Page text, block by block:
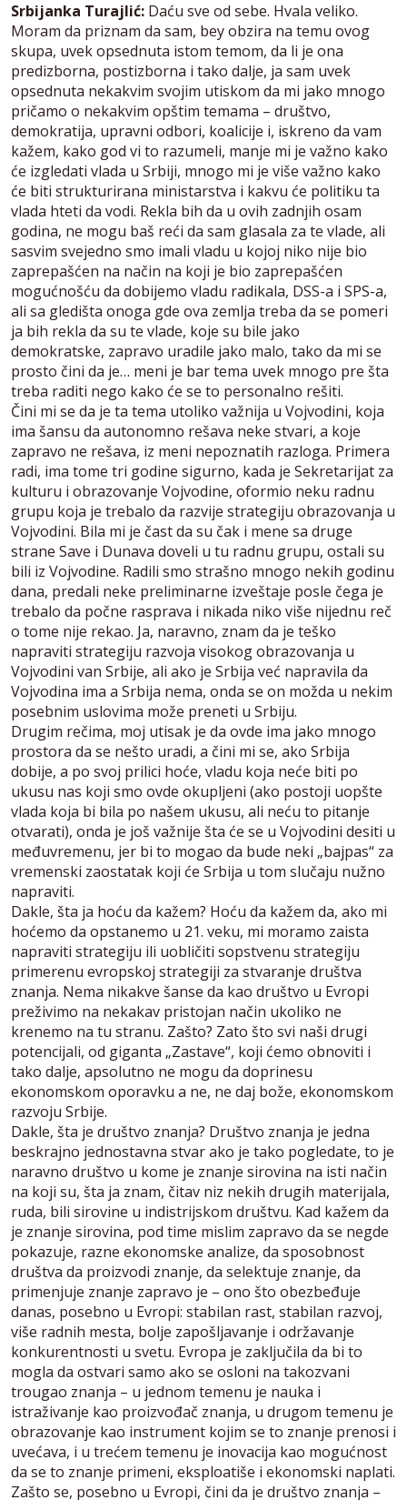
Srbijanka Turajlić: Daću sve od sebe. Hvala veliko.
Moram da priznam da sam, bey obzira na temu ovog
skupa, uvek opsednuta istom temom, da li je ona
predizborna, postizborna i tako dalje, ja sam uvek
opsednuta nekakvim svojim utiskom da mi jako mnogo
pričamo o nekakvim opštim temama – društvo,
demokratija, upravni odbori, koalicije i, iskreno da vam
kažem, kako god vi to razumeli, manje mi je važno kako
će izgledati vlada u Srbiji, mnogo mi je više važno kako
će biti strukturirana ministarstva i kakvu će politiku ta
vlada hteti da vodi. Rekla bih da u ovih zadnjih osam
godina, ne mogu baš reći da sam glasala za te vlade, ali
sasvim svejedno smo imali vladu u kojoj niko nije bio
zaprepašćen na način na koji je bio zaprepašćen
mogućnošću da dobijemo vladu radikala, DSS-a i SPS-a,
ali sa gledišta onoga gde ova zemlja treba da se pomeri
ja bih rekla da su te vlade, koje su bile jako
demokratske, zapravo uradile jako malo, tako da mi se
prosto čini da je… meni je bar tema uvek mnogo pre šta
treba raditi nego kako će se to personalno rešiti.
Čini mi se da je ta tema utoliko važnija u Vojvodini, koja
ima šansu da autonomno rešava neke stvari, a koje
zapravo ne rešava, iz meni nepoznatih razloga. Primera
radi, ima tome tri godine sigurno, kada je Sekretarijat za
kulturu i obrazovanje Vojvodine, oformio neku radnu
grupu koja je trebalo da razvije strategiju obrazovanja u
Vojvodini. Bila mi je čast da su čak i mene sa druge
strane Save i Dunava doveli u tu radnu grupu, ostali su
bili iz Vojvodine. Radili smo strašno mnogo nekih godinu
dana, predali neke preliminarne izveštaje posle čega je
trebalo da počne rasprava i nikada niko više nijednu reč
o tome nije rekao. Ja, naravno, znam da je teško
napraviti strategiju razvoja visokog obrazovanja u
Vojvodini van Srbije, ali ako je Srbija već napravila da
Vojvodina ima a Srbija nema, onda se on možda u nekim
posebnim uslovima može preneti u Srbiju.
Drugim rečima, moj utisak je da ovde ima jako mnogo
prostora da se nešto uradi, a čini mi se, ako Srbija
dobije, a po svoj prilici hoće, vladu koja neće biti po
ukusu nas koji smo ovde okupljeni (ako postoji uopšte
vlada koja bi bila po našem ukusu, ali neću to pitanje
otvarati), onda je još važnije šta će se u Vojvodini desiti u
međuvremenu, jer bi to mogao da bude neki „bajpas“ za
vremenski zaostatak koji će Srbija u tom slučaju nužno
napraviti.
Dakle, šta ja hoću da kažem? Hoću da kažem da, ako mi
hoćemo da opstanemo u 21. veku, mi moramo zaista
napraviti strategiju ili uobličiti sopstvenu strategiju
primerenu evropskoj strategiji za stvaranje društva
znanja. Nema nikakve šanse da kao društvo u Evropi
preživimo na nekakav pristojan način ukoliko ne
krenemo na tu stranu. Zašto? Zato što svi naši drugi
potencijali, od giganta „Zastave“, koji ćemo obnoviti i
tako dalje, apsolutno ne mogu da doprinesu
ekonomskom oporavku a ne, ne daj bože, ekonomskom
razvoju Srbije.
Dakle, šta je društvo znanja? Društvo znanja je jedna
beskrajno jednostavna stvar ako je tako pogledate, to je
naravno društvo u kome je znanje sirovina na isti način
na koji su, šta ja znam, čitav niz nekih drugih materijala,
ruda, bili sirovine u indistrijskom društvu. Kad kažem da
je znanje sirovina, pod time mislim zapravo da se negde
pokazuje, razne ekonomske analize, da sposobnost
društva da proizvodi znanje, da selektuje znanje, da
primenjuje znanje zapravo je – ono što obezbeđuje
danas, posebno u Evropi: stabilan rast, stabilan razvoj,
više radnih mesta, bolje zapošljavanje i održavanje
konkurentnosti u svetu. Evropa je zaključila da bi to
mogla da ostvari samo ako se osloni na takozvani
trougao znanja – u jednom temenu je nauka i
istraživanje kao proizvođač znanja, u drugom temenu je
obrazovanje kao instrument kojim se to znanje prenosi i
uvećava, i u trećem temenu je inovacija kao mogućnost
da se to znanje primeni, eksploatiše i ekonomski naplati.
Zašto se, posebno u Evropi, čini da je društvo znanja –